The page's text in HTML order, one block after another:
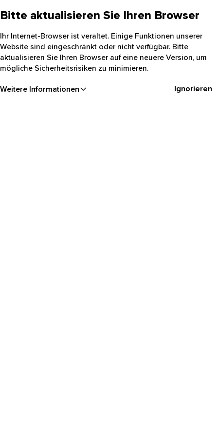
Bitte aktualisieren Sie Ihren Browser
Ihr Internet-Browser ist veraltet. Einige Funktionen unserer
Website sind eingeschränkt oder nicht verfügbar. Bitte
aktualisieren Sie Ihren Browser auf eine neuere Version, um
mögliche Sicherheitsrisiken zu minimieren.
Weitere Informationen Ignorieren